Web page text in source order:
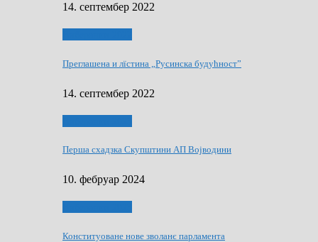
14. септембер 2022
Преглашена и лїстина „Русинска будућност”
14. септембер 2022
Перша схадзка Скупштини АП Војводини
10. фебруар 2024
Конституоване нове зволанє парламентa